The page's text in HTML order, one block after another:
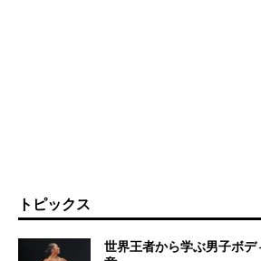
トピックス
世界王者から学ぶ男子ボ